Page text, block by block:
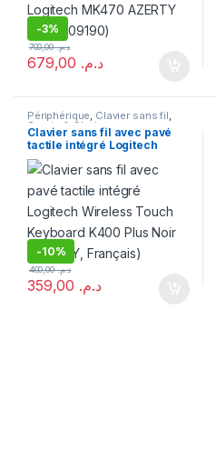
-3%
د.م.
د.م.700,00
Périphérique, Clavier sans fil,
Souris & Clavier
Clavier sans fil avec pavé
tactile intégré Logitech
Wireless Touch Keyboard
K400 Plus Noir (AZERTY,
Français)
-10%
د.م.
د.م.400,00